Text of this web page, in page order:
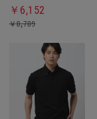
￥ 6,152
￥8,789